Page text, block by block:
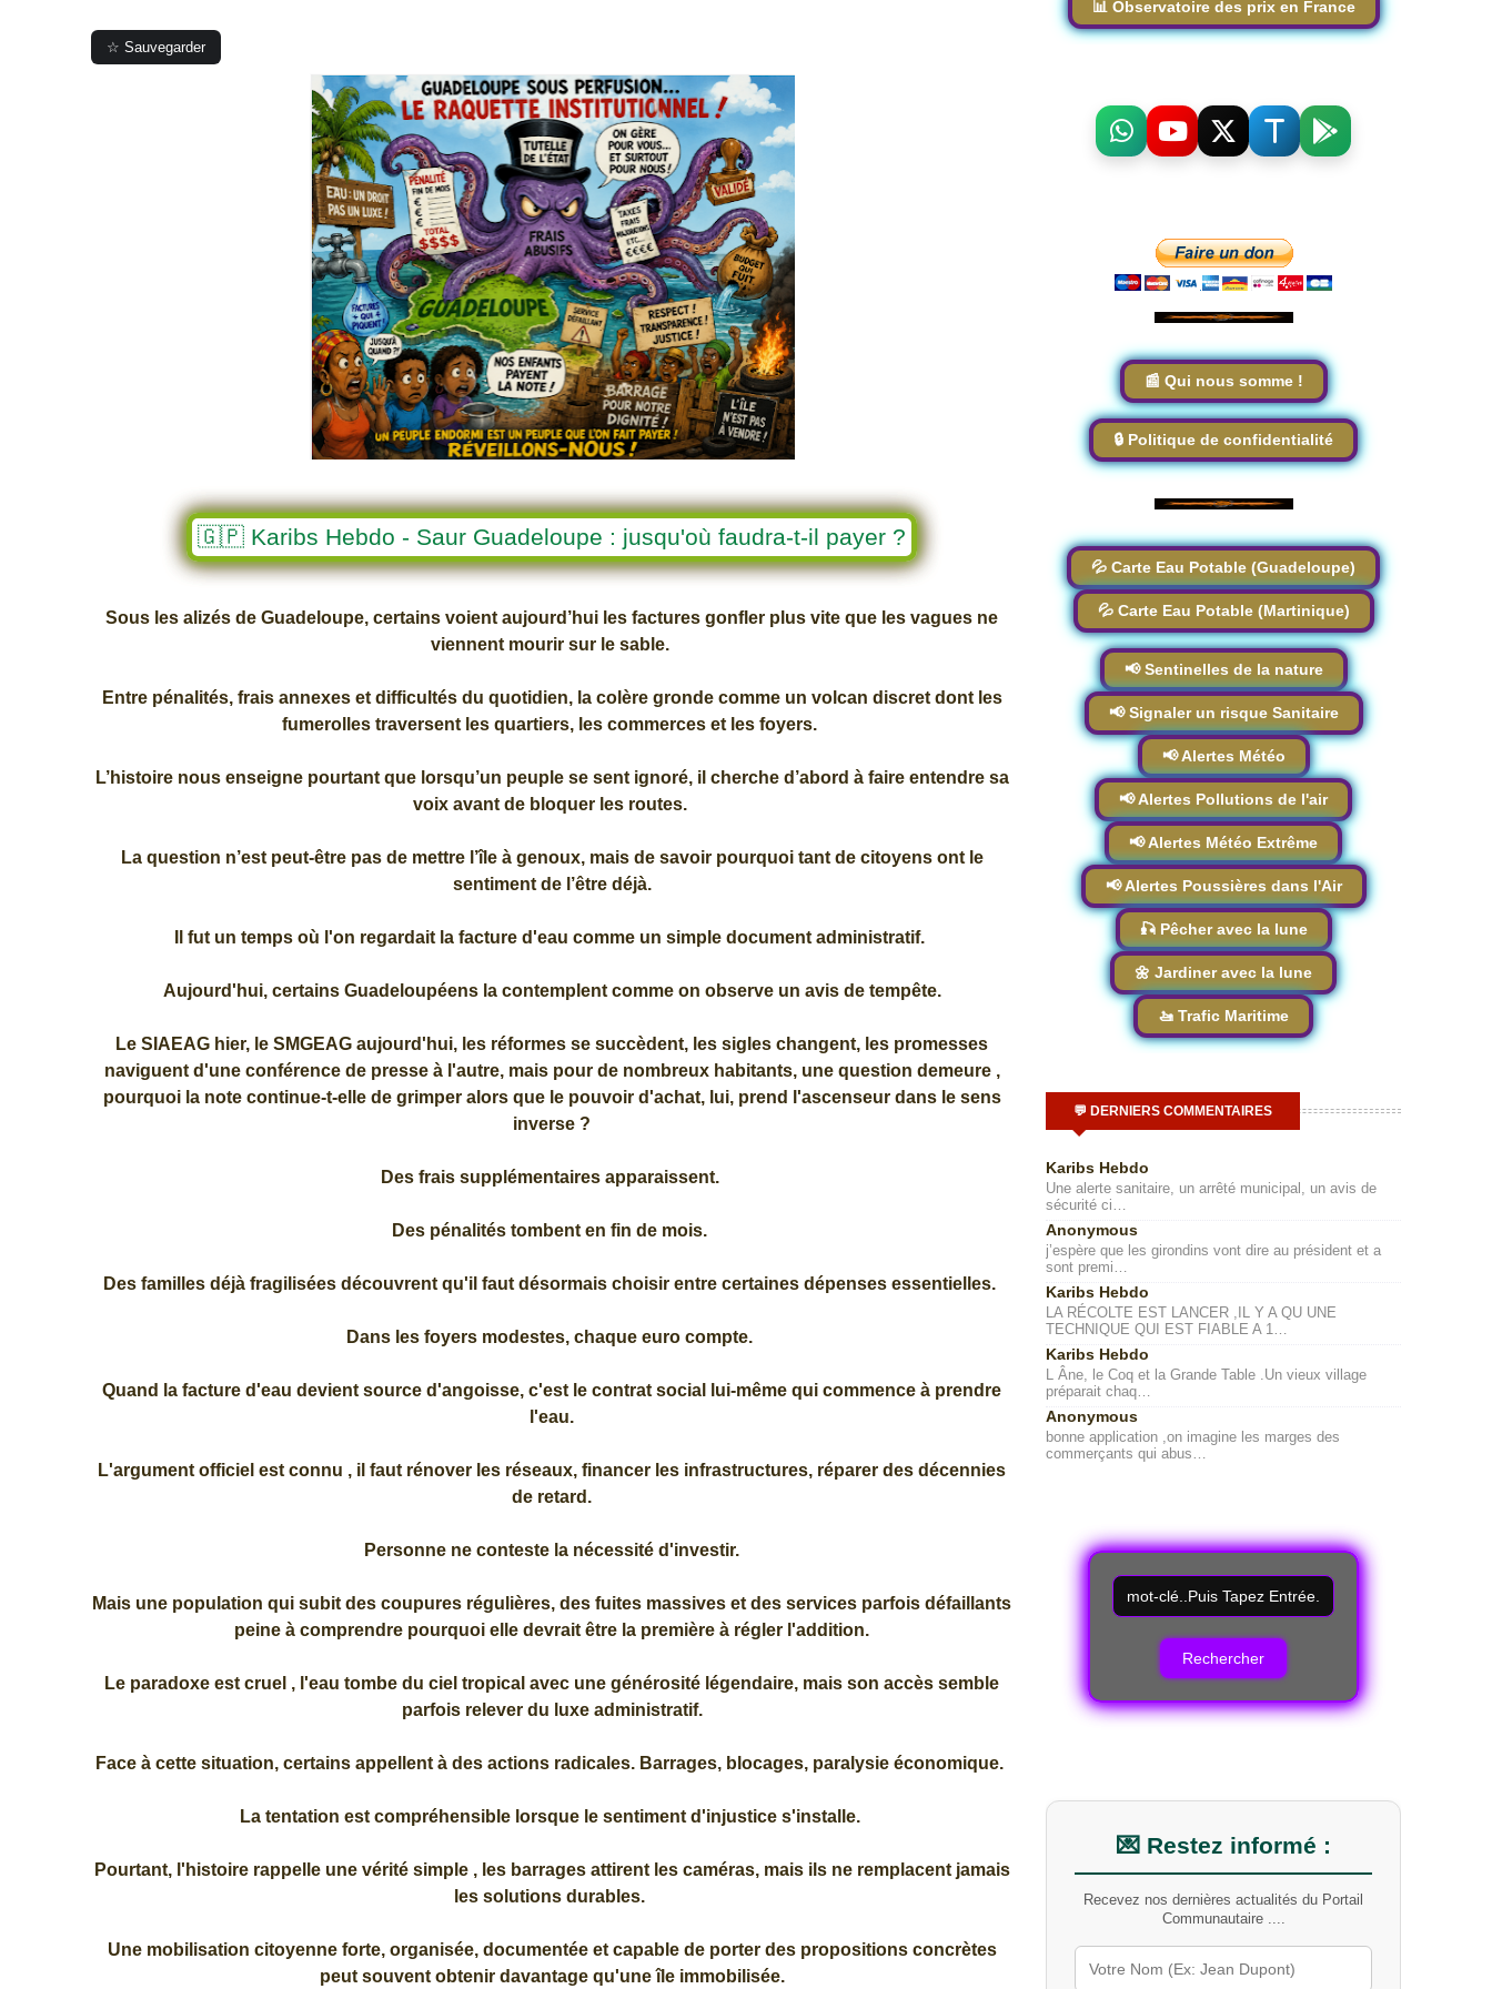
☆ Sauvegarder
🇬🇵 Karibs Hebdo - Saur Guadeloupe : jusqu'où faudra-t-il payer ?
Sous les alizés de Guadeloupe, certains voient aujourd’hui les factures gonfler plus vite que les vagues ne
viennent mourir sur le sable.
Entre pénalités, frais annexes et difficultés du quotidien, la colère gronde comme un volcan discret dont les
fumerolles traversent les quartiers, les commerces et les foyers.
L’histoire nous enseigne pourtant que lorsqu’un peuple se sent ignoré, il cherche d’abord à faire entendre sa
voix avant de bloquer les routes.
La question n’est peut-être pas de mettre l’île à genoux, mais de savoir pourquoi tant de citoyens ont le
sentiment de l’être déjà.
Il fut un temps où l'on regardait la facture d'eau comme un simple document administratif.
Aujourd'hui, certains Guadeloupéens la contemplent comme on observe un avis de tempête.
Le SIAEAG hier, le SMGEAG aujourd'hui, les réformes se succèdent, les sigles changent, les promesses
naviguent d'une conférence de presse à l'autre, mais pour de nombreux habitants, une question demeure ,
pourquoi la note continue-t-elle de grimper alors que le pouvoir d'achat, lui, prend l'ascenseur dans le sens
inverse ?
Des frais supplémentaires apparaissent.
Des pénalités tombent en fin de mois.
Des familles déjà fragilisées découvrent qu'il faut désormais choisir entre certaines dépenses essentielles.
Dans les foyers modestes, chaque euro compte.
Quand la facture d'eau devient source d'angoisse, c'est le contrat social lui-même qui commence à prendre
l'eau.
L'argument officiel est connu , il faut rénover les réseaux, financer les infrastructures, réparer des décennies
de retard.
Personne ne conteste la nécessité d'investir.
Mais une population qui subit des coupures régulières, des fuites massives et des services parfois défaillants
peine à comprendre pourquoi elle devrait être la première à régler l'addition.
Le paradoxe est cruel , l'eau tombe du ciel tropical avec une générosité légendaire, mais son accès semble
parfois relever du luxe administratif.
Face à cette situation, certains appellent à des actions radicales. Barrages, blocages, paralysie économique.
La tentation est compréhensible lorsque le sentiment d'injustice s'installe.
Pourtant, l'histoire rappelle une vérité simple , les barrages attirent les caméras, mais ils ne remplacent jamais
les solutions durables.
Une mobilisation citoyenne forte, organisée, documentée et capable de porter des propositions concrètes
peut souvent obtenir davantage qu'une île immobilisée.
📊 Observatoire des prix en France
📰 Qui nous somme !
🔒 Politique de confidentialité
💦 Carte Eau Potable (Guadeloupe)
💦 Carte Eau Potable (Martinique)
📢 Sentinelles de la nature
📢 Signaler un risque Sanitaire
📢 Alertes Météo
📢 Alertes Pollutions de l'air
📢 Alertes Météo Extrême
📢 Alertes Poussières dans l'Air
🎣 Pêcher avec la lune
🌼 Jardiner avec la lune
🚤 Trafic Maritime
💬 DERNIERS COMMENTAIRES
Karibs Hebdo
Une alerte sanitaire, un arrêté municipal, un avis de
sécurité ci…
Anonymous
j’espère que les girondins vont dire au président et a
sont premi…
Karibs Hebdo
LA RÉCOLTE EST LANCER ,IL Y A QU UNE
TECHNIQUE QUI EST FIABLE A 1…
Karibs Hebdo
L Âne, le Coq et la Grande Table .Un vieux village
préparait chaq…
Anonymous
bonne application ,on imagine les marges des
commerçants qui abus…
R
e
c
m
o
t
-
l
é
💌 Restez informé :
Recevez nos dernières actualités du Portail
Communautaire ....